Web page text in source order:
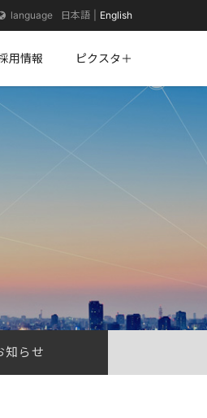
用情報 ピクスタ＋
日本語 English
知らせ